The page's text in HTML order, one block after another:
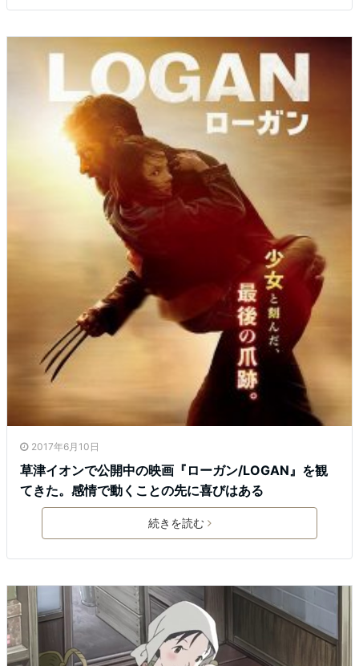
2017年6月10日
草津イオンで公開中の映画『ローガン/LOGAN』を観
てきた。感情で動くことの先に喜びはある
続きを読む